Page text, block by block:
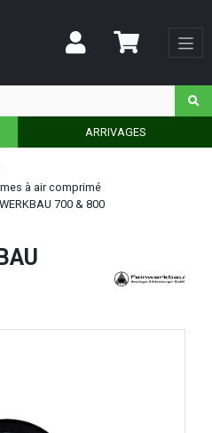
ARRIVAGES
à air comprimé
700 & 800